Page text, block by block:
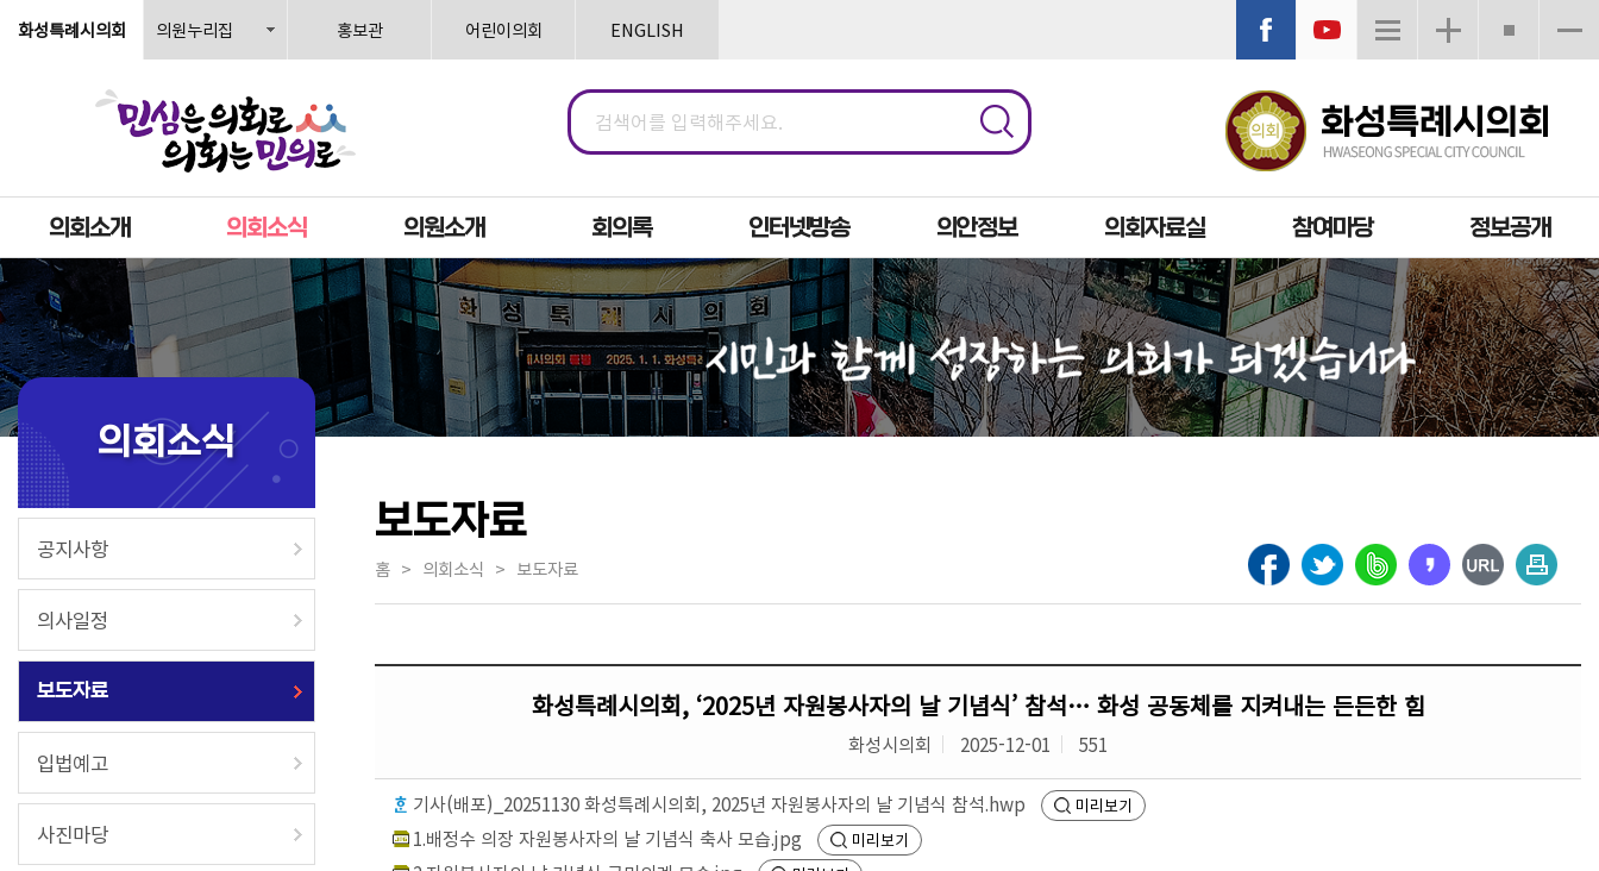
화성특례시의회 의원누리집 홍보관 어린이의회 ENGLISH
의회소개 의회소식 의원소개 회의록 인터넷방송 의안정보 의회자료실 참여마당 정보공개
의회소식
공지사항
의사일정
보도자료
입법예고
사진마당
홈 > 의회소식 > 보도자료
보도자료
화성특례시의회, ‘2025년 자원봉사자의 날 기념식’ 참석… 화성 공동체를 지켜내는 든든한 힘
화성시의회 2025-12-01 551
기사(배포)_20251130 화성특례시의회, 2025년 자원봉사자의 날 기념식 참석.hwp 미리보기
1.배정수 의장 자원봉사자의 날 기념식 축사 모습.jpg 미리보기